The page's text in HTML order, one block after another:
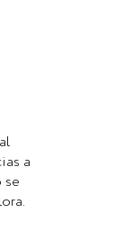
a
se